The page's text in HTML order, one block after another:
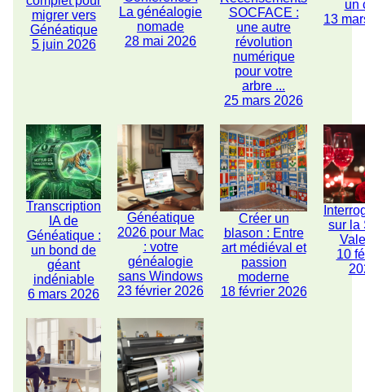
migrer vers
Généatique
5 juin 2026
La généalogie
nomade
28 mai 2026
SOCFACE :
une autre
révolution
numérique
pour votre
arbre ...
25 mars 2026
un
13
Transcription
IA de
Généatique :
un bond de
géant
indéniable
6 mars 2026
Généatique
2026 pour Mac
: votre
généalogie
sans Windows
23 février 2026
Créer un
blason : Entre
art médiéval et
passion
moderne
18 février 2026
sur la
10